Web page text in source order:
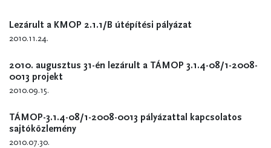
Lezárult a KMOP 2.1.1/B útépítési pályázat
2010.11.24.
2010. augusztus 31-én lezárult a TÁMOP 3.1.4-08/1-2008-
0013 projekt
2010.09.15.
TÁMOP-3.1.4-08/1-2008-0013 pályázattal kapcsolatos
sajtóközlemény
2010.07.30.